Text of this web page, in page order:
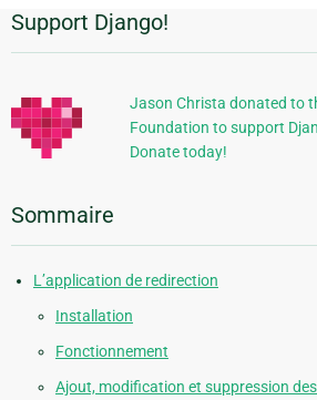
Informations
supplémentaires
Support Django!
Jason Christa donated to
Foundation to support
Donate today!
Sommaire
L’application de redirection
Installation
Fonctionnement
Ajout, modification et suppression